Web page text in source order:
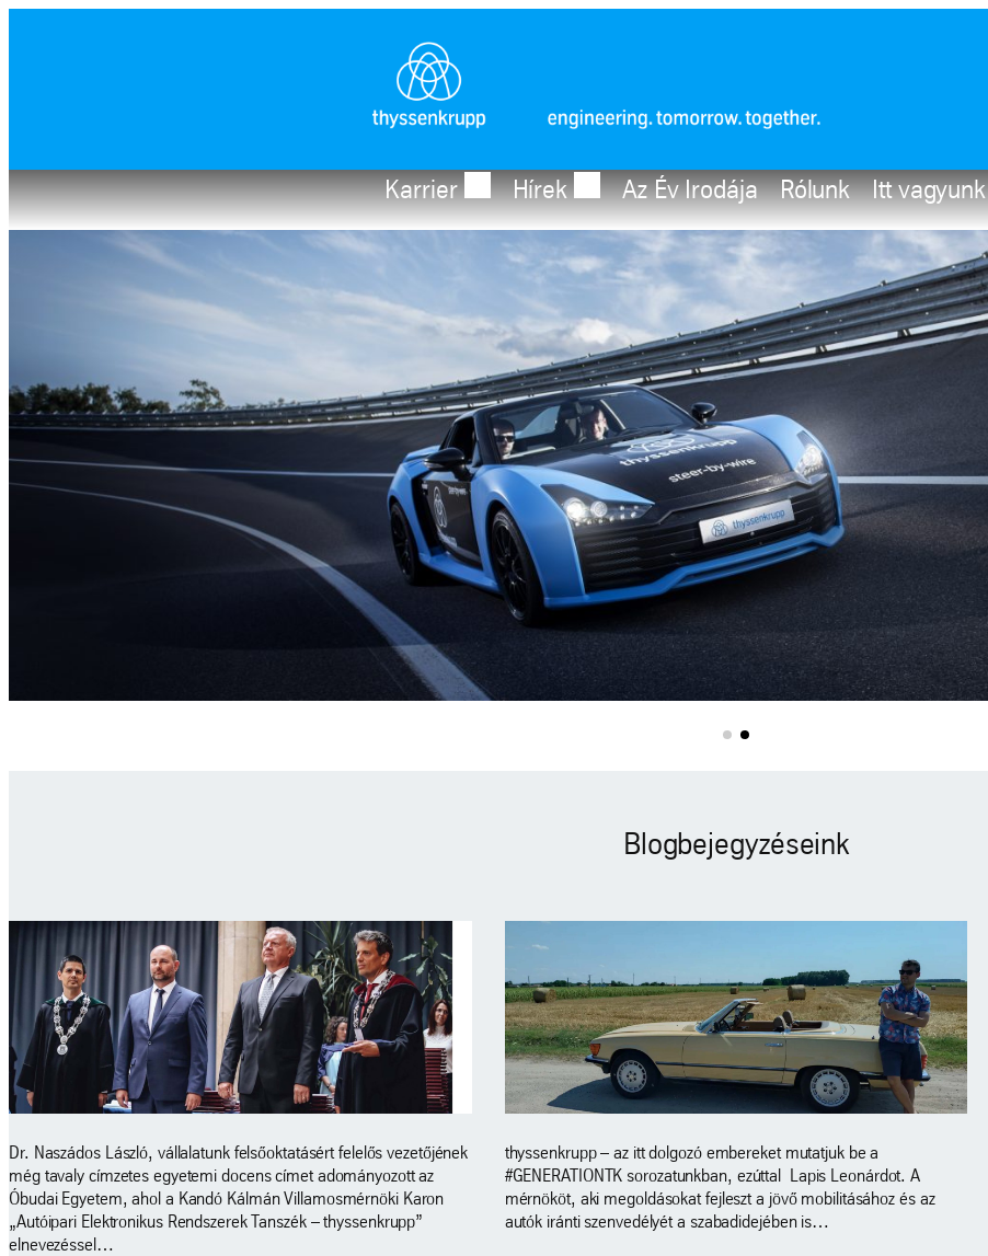
Karrier Hírek Az Év Irodája Rólunk Itt vagyunk
Blogbejegyzéseink
Dr. Naszádos László, vállalatunk felsőoktatásért felelős vezetőjének
még tavaly címzetes egyetemi docens címet adományozott az
Óbudai Egyetem, ahol a Kandó Kálmán Villamosmérnöki Karon
„Autóipari Elektronikus Rendszerek Tanszék – thyssenkrupp”
elnevezéssel…
thyssenkrupp – az itt dolgozó embereket mutatjuk be a
#GENERATIONTK sorozatunkban, ezúttal Lapis Leonárdot. A
mérnököt, aki megoldásokat fejleszt a jövő mobilitásához és az
autók iránti szenvedélyét a szabadidejében is…